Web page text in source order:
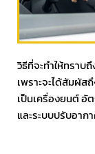
วิธีที่จะทำให้ทราบ
เพราะจะได้สัมผัส
เป็นเครื่องยนต์ อั
และระบบปรับอาก